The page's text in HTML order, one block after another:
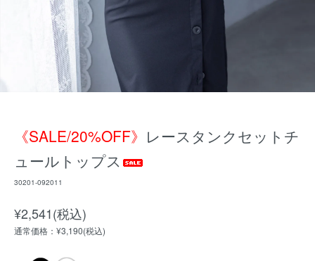
《SALE/20%OFF》 レースタンクセットチ
ュールトップス
30201-092011
¥2,541(税込)
通常価格：¥3,190(税込)